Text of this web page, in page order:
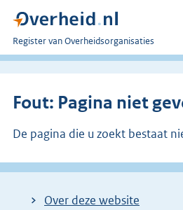
U
bent
Register van Overheidsorganisaties
Fout: Pagina niet
De pagina die u zoekt bestaat
Over deze website